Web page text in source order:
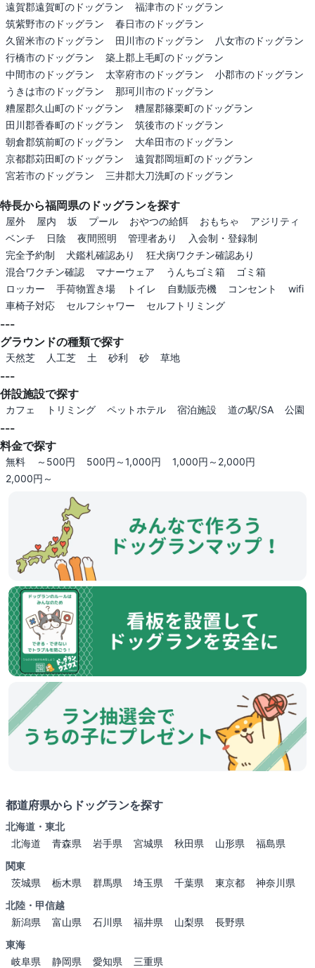
遠賀郡遠賀町のドッグラン
福津市のドッグラン
筑紫野市のドッグラン
春日市のドッグラン
久留米市のドッグラン
田川市のドッグラン
八女市のドッグラン
行橋市のドッグラン
築上郡上毛町のドッグラン
中間市のドッグラン
太宰府市のドッグラン
小郡市のドッグラン
うきは市のドッグラン
那珂川市のドッグラン
糟屋郡久山町のドッグラン
糟屋郡篠栗町のドッグラン
田川郡香春町のドッグラン
筑後市のドッグラン
朝倉郡筑前町のドッグラン
大牟田市のドッグラン
京都郡苅田町のドッグラン
遠賀郡岡垣町のドッグラン
宮若市のドッグラン
三井郡大刀洗町のドッグラン
特長から福岡県のドッグランを探す
屋外 屋内 坂 プール おやつの給餌 おもちゃ
アジリティ
ベンチ
日陰 夜間照明 管理者あり
入会制・登録制
完全予約制
犬鑑札確認あり
狂犬病ワクチン確認あり
混合ワクチン確認
マナーウェア うんちゴミ箱
ゴミ箱
ロッカー
手荷物置き場 トイレ 自動販売機 コンセント
wifi
車椅子対応
セルフシャワー セルフトリミング
---
グラウンドの種類で探す
天然芝 人工芝 土 砂利 砂 草地
---
併設施設で探す
カフェ トリミング ペットホテル 宿泊施設 道の駅/SA 公園
---
料金で探す
無料 ～500円 500円～1,000円
1,000円～2,000円
2,000円～
都道府県からドッグランを探す
北海道・東北
北海道
青森県 岩手県 宮城県 秋田県 山形県
福島県
関東
茨城県
栃木県 群馬県 埼玉県 千葉県 東京都
神奈川県
北陸・甲信越
新潟県
富山県 石川県 福井県 山梨県
長野県
東海
岐阜県
静岡県 愛知県
三重県